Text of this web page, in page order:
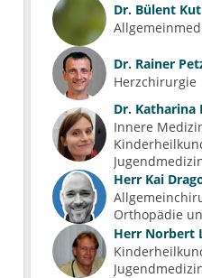
Dr. Bülent
Dr. Rainer
Herzchirurgie
Dr. Katharina
Innere
Herr Kai
Orthopädie
Herr Norbert